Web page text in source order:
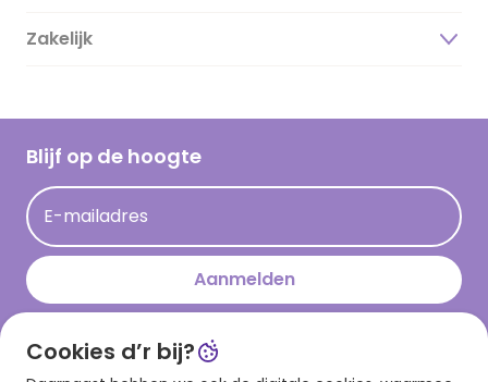
Duurzaamheid
Hallmark Kaartclub
Acties
Persberichten
Magazine
Cadeau inspiratie
Op kamp gedichten en versjes
Leuke en grappige op kamp teksten
kamppost inspiratie
Zakelijk
Blijf op de hoogte
E-mailadres
Aanmelden
Download onze app
Cookies d’r bij?